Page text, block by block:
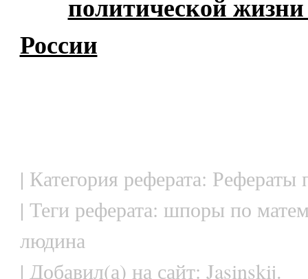
России
| Категория реферата: Рефераты
| Теги реферата: шпоры по
людина
| Добавил(а) на сайт: Jasinskij.